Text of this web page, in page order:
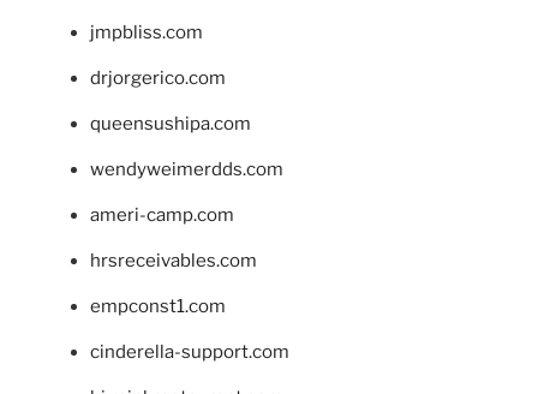
jmpbliss.com
drjorgerico.com
queensushipa.com
wendyweimerdds.com
ameri-camp.com
hrsreceivables.com
empconst1.com
cinderella-support.com